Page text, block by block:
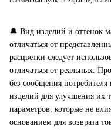
🔔 Вид изделий и оттенок
отличаться от
расцветки следует
отличаться от реальных.
без сообщения
изделий для улучшения их
параметров, которые не
основанием для возврата